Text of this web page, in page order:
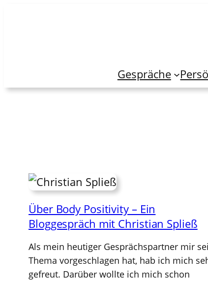
Gespräche
Über Body Positivity – Ein
Bloggespräch mit Christian Spließ
Als mein heutiger Gesprächspartner mir
Thema vorgeschlagen hat, hab ich mich
gefreut. Darüber wollte ich mich schon